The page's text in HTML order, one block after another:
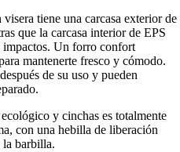
tiene una carcasa exterior de
que la carcasa interior de EPS
impactos. Un forro confort
mantenerte fresco y cómodo.
de su uso y pueden
y cinchas es totalmente
con una hebilla de liberación
la barbilla.